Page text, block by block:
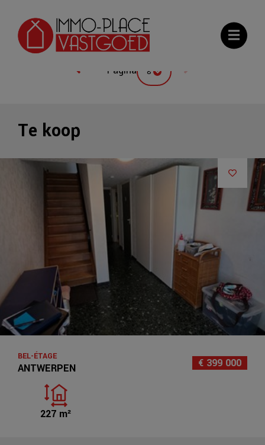
Galerij Kaart Meest recente
Pagina 8
Te koop
€ 399 000
ANTWERPEN
BEL-ÉTAGE
227 m²